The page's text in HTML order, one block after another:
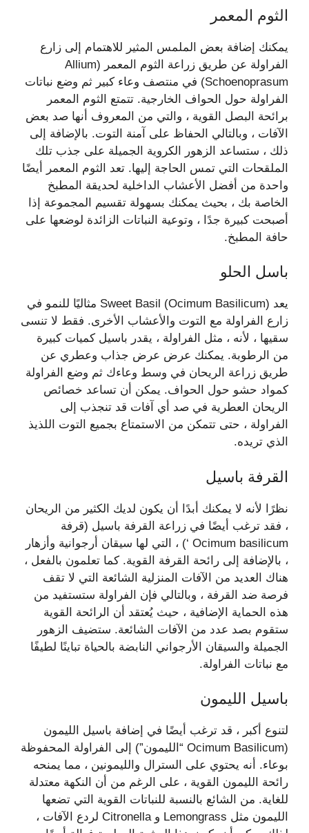
الثوم المعمر
يمكنك إضافة بعض الملمس المثير للاهتمام إلى زارع
الفراولة عن طريق زراعة الثوم المعمر (Allium
Schoenoprasum) في منتصف وعاء كبير ثم وضع نباتات
الفراولة حول الحواف الخارجية. تتمتع الثوم المعمر
برائحة البصل القوية ، والتي من المعروف أنها صد بعض
الآفات ، وبالتالي الحفاظ على آمنة التوت. بالإضافة إلى
ذلك ، ستساعد الزهور الكروية الجميلة على جذب تلك
الملقحات التي تمس الحاجة إليها. تعد الثوم المعمر أيضًا
واحدة من أفضل الأعشاب الداخلية لحديقة المطبخ
الخاصة بك ، بحيث يمكنك بسهولة تقسيم المجموعة إذا
أصبحت كبيرة جدًا ، وتوعية النباتات الزائدة لوضعها على
حافة المطبخ.
باسل الحلو
يعد Sweet Basil (Ocimum Basilicum) مثاليًا للنمو في
زارع الفراولة مع التوت والأعشاب الأخرى. فقط لا تنسى
سقيها ، لأنه ، مثل الفراولة ، يقدر باسيل كميات كبيرة
من الرطوبة. يمكنك عرض عرض جذاب وعطري عن
طريق زراعة الريحان في وسط وعاءك ثم وضع الفراولة
كمواد حشو حول الحواف. يمكن أن تساعد خصائص
الريحان العطرية في صد أي آفات قد تنجذب إلى
الفراولة ، حتى تتمكن من الاستمتاع بجميع التوت اللذيذ
الذي تريده.
القرفة باسيل
نظرًا لأنه لا يمكنك أبدًا أن يكون لديك الكثير من الريحان
، فقد ترغب أيضًا في زراعة القرفة باسيل (قرفة
Ocimum basilicum ‘) ، التي لها سيقان أرجوانية وأزهار
، بالإضافة إلى رائحة القرفة القوية. كما تعلمون بالفعل ،
هناك العديد من الآفات المنزلية الشائعة التي لا تقف
فرصة ضد القرفة ، وبالتالي فإن الفراولة ستستفيد من
هذه الحماية الإضافية ، حيث يُعتقد أن الرائحة القوية
ستقوم بصد عدد من الآفات الشائعة. ستضيف الزهور
الجميلة والسيقان الأرجواني النابضة بالحياة تباينًا لطيفًا
مع نباتات الفراولة.
باسيل الليمون
لتنوع أكبر ، قد ترغب أيضًا في إضافة باسيل الليمون
(Ocimum Basilicum “الليمون”) إلى الفراولة المحفوظة
بوعاء. أنه يحتوي على السترال والليمونين ، مما يمنحه
رائحة الليمون القوية ، على الرغم من أن النكهة معتدلة
للغاية. من الشائع بالنسبة للنباتات القوية التي تضعها
الليمون مثل Lemongrass و Citronella لردع الآفات ،